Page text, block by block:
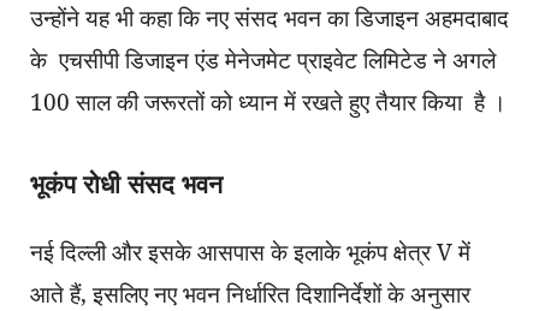
उन्होंने यह भी कहा कि नए संसद भवन का डिजाइन अहमदाबाद
के एचसीपी डिजाइन एंड मेनेजमेट प्राइवेट लिमिटेड ने अगले
100 साल की जरूरतों को ध्यान में रखते हुए तैयार किया है ।
भूकंप रोधी संसद भवन
नई दिल्ली और इसके आसपास के इलाके भूकंप क्षेत्र V में
आते हैं, इसलिए नए भवन निर्धारित दिशानिर्देशों के अनुसार